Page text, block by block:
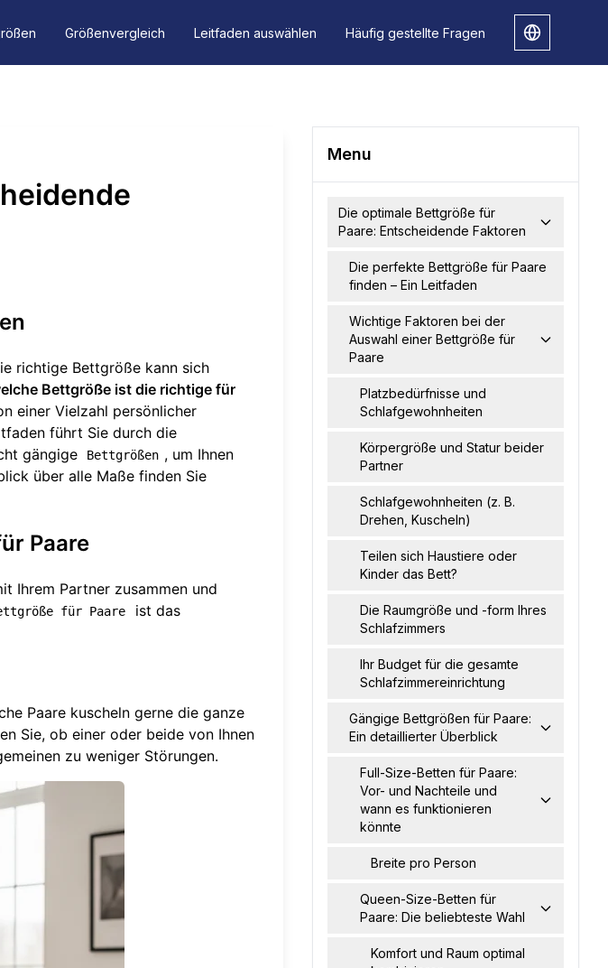
Größenvergleich Leitfaden auswählen Häufig gestellte Fragen
richtige Bettgröße kann sich
Bettgröße ist die richtige für
einer Vielzahl persönlicher
führt Sie durch die
gängige
Bettgrößen , um Ihnen
über alle Maße finden Sie
Paare
Ihrem Partner zusammen und
für Paare
ist das
Paare kuscheln gerne die ganze
Sie, ob einer oder beide von Ihnen
zu weniger Störungen.
Menu
Die optimale Bettgröße für
Paare: Entscheidende Faktoren
Die perfekte Bettgröße für Paare
finden – Ein Leitfaden
Wichtige Faktoren bei der
Auswahl einer Bettgröße für
Paare
Platzbedürfnisse und
Schlafgewohnheiten
Körpergröße und Statur beider
Partner
Schlafgewohnheiten (z. B.
Drehen, Kuscheln)
Teilen sich Haustiere oder
Kinder das Bett?
Die Raumgröße und -form Ihres
Schlafzimmers
Ihr Budget für die gesamte
Schlafzimmereinrichtung
Gängige Bettgrößen für Paare:
Ein detaillierter Überblick
Full-Size-Betten für Paare:
Vor- und Nachteile und
wann es funktionieren
könnte
Breite pro Person
Queen-Size-Betten für
Paare: Die beliebteste Wahl
Komfort und Raum optimal